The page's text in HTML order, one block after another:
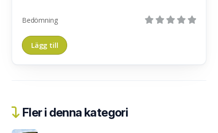
Bedömning
Fler i denna kategori